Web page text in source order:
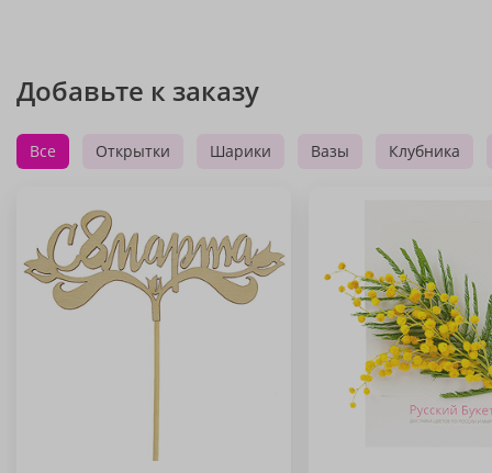
Добавьте к заказу
Все Открытки Шарики Вазы Клубника